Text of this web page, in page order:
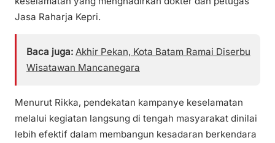
Jasa Raharja Kepri.
Baca juga: Akhir Pekan, Kota Batam Ramai Diserbu
Wisatawan Mancanegara
Menurut Rikka, pendekatan kampanye keselamatan
melalui kegiatan langsung di tengah masyarakat dinilai
lebih efektif dalam membangun kesadaran berkendara